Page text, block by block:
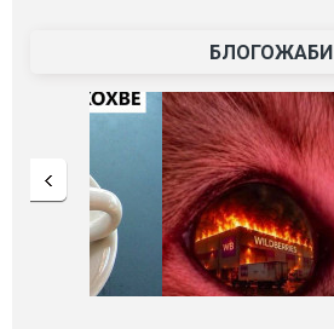
БЛОГОЖАБИ